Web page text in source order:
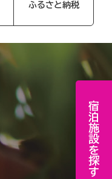
ふるさと納税
宿泊施設を探す